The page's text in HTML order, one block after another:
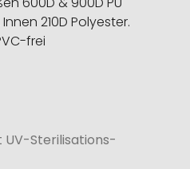
210D Polyester.
frei
UV-Sterilisations-